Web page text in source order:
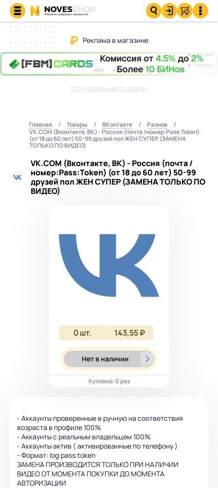
Реклама в магазине
Хочу купить место здесь!
Главная Товары ВКонтакте
Разное
VK.COM (Вконтакте, ВК) - Россия (почта /номер:Pass:Token)
(от 18 до 60 лет) 50-99 друзей пол ЖЕН СУПЕР (ЗАМЕНА
ТОЛЬКО ПО ВИДЕО)
VK.COM (Вконтакте, ВК) - Россия (почта /
номер:Pass:Token) (от 18 до 60 лет) 50-99
друзей пол ЖЕН СУПЕР (ЗАМЕНА ТОЛЬКО ПО
ВИДЕО)
0шт. 143,55 ₽
Нет в наличии
Куплено: 0 раз
- Аккаунты проверенные в ручную на соответствия
возраста в профиле 100%
- Аккаунты с реальным владельцем 100%
- Аккаунты актив ( активированные по телефону )
- Формат: log:pass:token
ЗАМЕНА ПРОИЗВОДИТСЯ ТОЛЬКО ПРИ НАЛИЧИИ
ВИДЕО ОТ МОМЕНТА ПОКУПКИ ДО МОМЕНТА
АВТОРИЗАЦИИ